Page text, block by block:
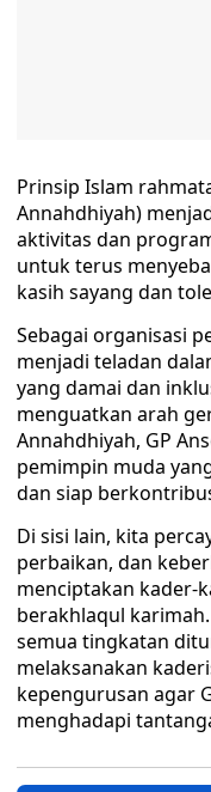
Prinsip Islam
Annahdhiyah)
aktivitas dan
untuk terus
kasih sayang dan
Sebagai organisasi
menjadi teladan
yang damai dan
menguatkan arah
Annahdhiyah, GP
pemimpin muda
dan siap
Di sisi lain, kita
perbaikan, dan
menciptakan kader-
berakhlaqul
semua tingkatan
melaksanakan
kepengurusan agar
menghadapi